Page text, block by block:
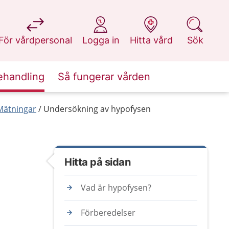
vårdpersonal
på 1177.se
Logga in
på 1177.se
Hitta vård
på 1177.se
Sök
på 1177.se
Så fungerar vården
Undersökning av hypofysen
Hitta på sidan
Vad är hypofysen?
Förberedelser